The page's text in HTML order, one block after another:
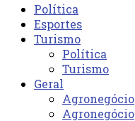
Política
Esportes
Turismo
Política
Turismo
Geral
Agronegócio
Agronegócio